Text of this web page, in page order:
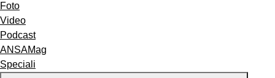
Foto
Video
Podcast
ANSAMag
Speciali